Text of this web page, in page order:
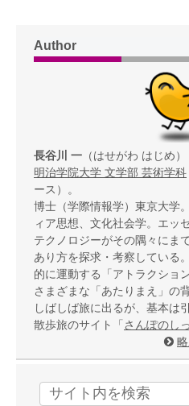
Author
長谷川 一 （はせがわ はじめ）
明治学院大学 文学部 芸術学科
ース）。
博士（学際情報学）東京大学
ィア思想、文化社会学。エッ
テクノロジーがその隅々にま
あり方を探求・考察している
的に運動する「アトラクショ
さまざまな「あたりまえ」の
しばしば旅に出るが、基本は
散歩旅のサイト「 さんぽのし